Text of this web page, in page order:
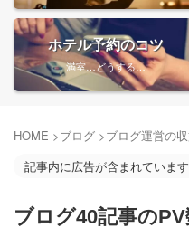
ホテル予約のコツ
満室…どうする…
HOME >ブログ >ブログ運営の
記事内に広告が含まれています
ブログ40記事の